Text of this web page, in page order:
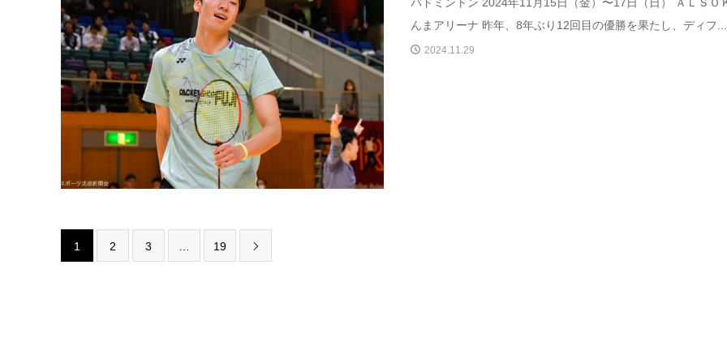
んまアリーナ 昨年、8年ぶり12回目の優勝を果たし、ディフ...
2024.11.29
1 2 3 19 